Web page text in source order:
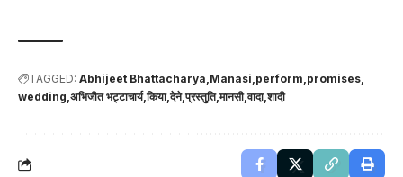
TAGGED: Abhijeet Bhattacharya Manasi perform promises
wedding अभिजीत भट्टाचार्य किया देने प्रस्तुति मानसी वादा शादी